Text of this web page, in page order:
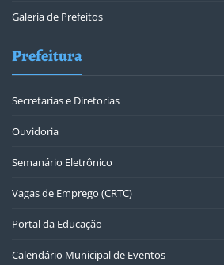
Galeria de Prefeitos
Prefeitura
Secretarias e Diretorias
Ouvidoria
Semanário Eletrônico
Vagas de Emprego (CRTC)
Portal da Educação
Calendário Municipal de Eventos